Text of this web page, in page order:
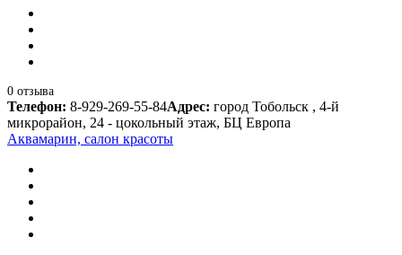
0 отзыва
Телефон: 8-929-269-55-84Адрес: город Тобольск , 4-й
микрорайон, 24 - цокольный этаж, БЦ Европа
Аквамарин, салон красоты